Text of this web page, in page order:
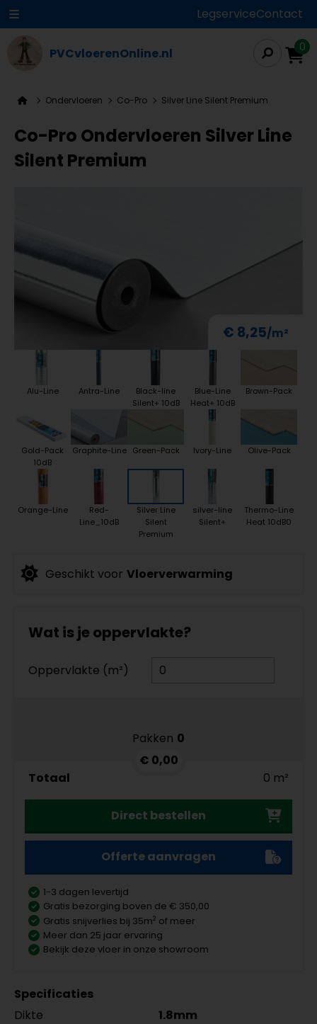
LegserviceContact
PVCvloerenOnline.nl 0
Ondervloeren Co-Pro Silver Line Silent Premium
Co-Pro Ondervloeren Silver Line
Silent Premium
€ 8,25
Alu-Line Antra-Line
Black-line
Silent+ 10dB
Blue-Line
Heat+ 10dB
Brown-Pack
Gold-Pack
10dB
Graphite-Line Green-Pack Ivory-Line Olive-Pack
Orange-Line
Red-
Line_10dB
Silver Line
Silent
Premium
silver-line
Silent+
Thermo-Line
Heat 10dB0
Geschikt voor Vloerverwarming
Wat is je oppervlakte?
Oppervlakte (m²)
Pakken 0
€ 0,00
Totaal
0 m²
Direct bestellen
Offerte aanvragen
1-3 dagen levertijd
Gratis bezorging boven de € 350,00
Gratis snijverlies bij 35m2 of meer
Meer dan 25 jaar ervaring
Bekijk deze vloer in onze showroom
Specificaties
Dikte
1.8mm